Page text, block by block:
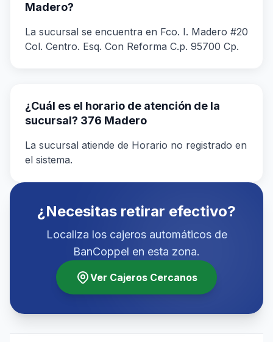
Madero?
La sucursal se encuentra en Fco. I. Madero #20
Col. Centro. Esq. Con Reforma C.p. 95700 Cp.
¿Cuál es el horario de atención de la
sucursal? 376 Madero
La sucursal atiende de Horario no registrado en
el sistema.
¿Necesitas retirar efectivo?
Localiza los cajeros automáticos de
BanCoppel en esta zona.
Ver Cajeros Cercanos